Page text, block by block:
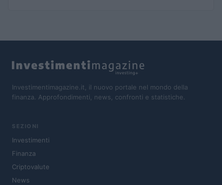
Investimentimagazine.it, il nuovo portale nel mondo della
finanza. Approfondimenti, news, confronti e statistiche.
SEZIONI
Investimenti
Finanza
Criptovalute
News